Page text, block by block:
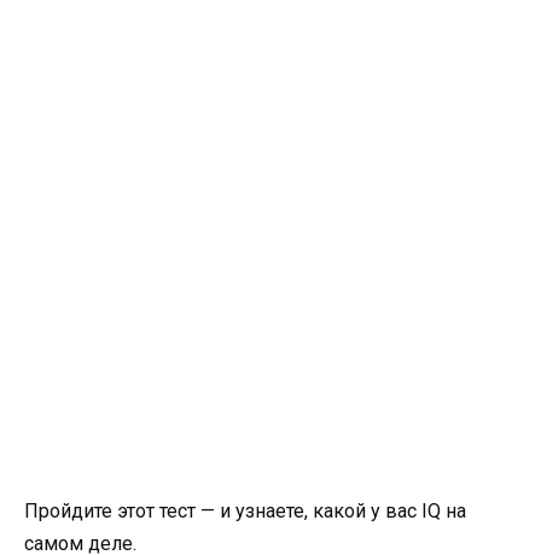
Пройдите этот тест — и узнаете, какой у вас IQ на
самом деле.